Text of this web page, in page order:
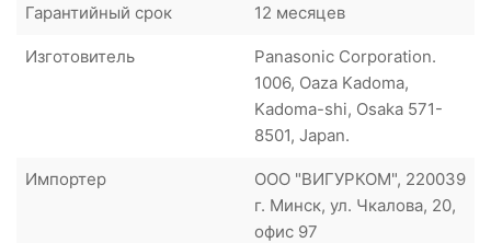
Гарантийный срок 12 месяцев
Изготовитель
Panasonic Corporation.
1006, Oaza Kadoma,
Kadoma-shi, Osaka 571-
8501, Japan.
Импортер
ООО "ВИГУРКОМ", 220039
г. Минск, ул. Чкалова, 20,
офис 97